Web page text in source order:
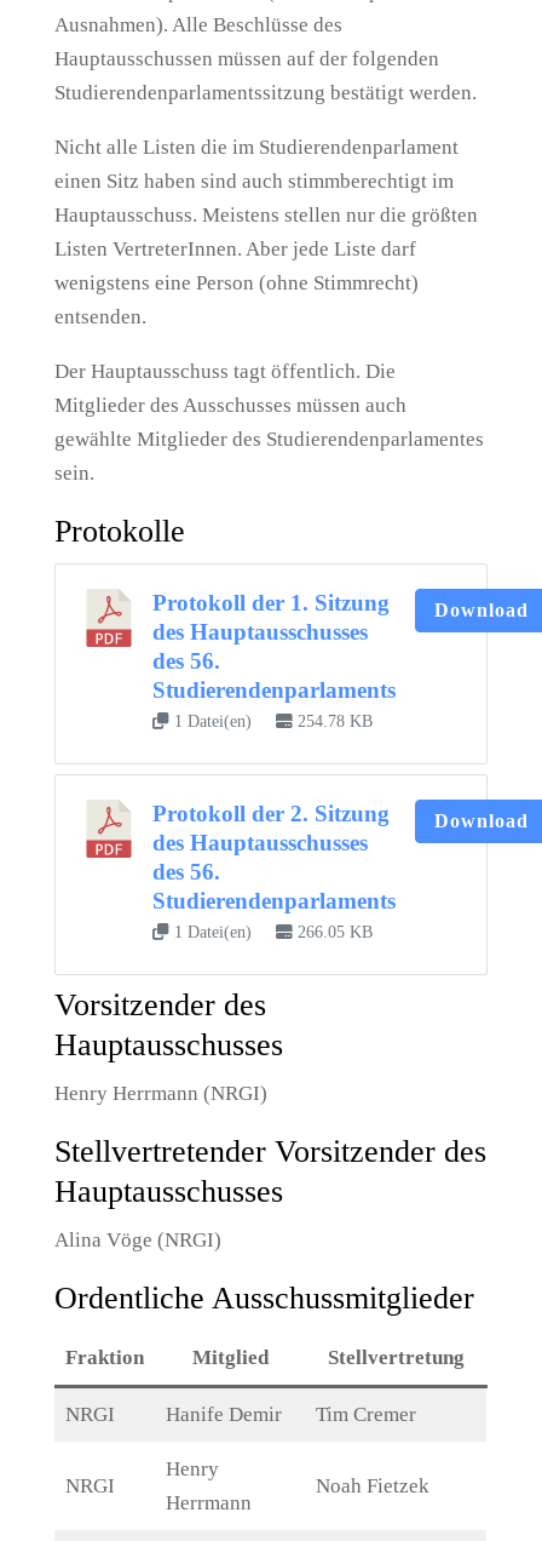
Ausnahmen). Alle Beschlüsse des
Hauptausschussen müssen auf der folgenden
Studierendenparlamentssitzung bestätigt werden.
Nicht alle Listen die im Studierendenparlament
einen Sitz haben sind auch stimmberechtigt im
Hauptausschuss. Meistens stellen nur die größten
Listen VertreterInnen. Aber jede Liste darf
wenigstens eine Person (ohne Stimmrecht)
entsenden.
Der Hauptausschuss tagt öffentlich. Die
Mitglieder des Ausschusses müssen auch
gewählte Mitglieder des Studierendenparlamentes
sein.
Protokolle
Protokoll der 1. Sitzung
des Hauptausschusses
des 56.
Studierendenparlaments
1 Datei(en) 254.78 KB
Download
Protokoll der 2. Sitzung
des Hauptausschusses
des 56.
Studierendenparlaments
1 Datei(en) 266.05 KB
Download
Vorsitzender des
Hauptausschusses
Henry Herrmann (NRGI)
Stellvertretender Vorsitzender des
Hauptausschusses
Alina Vöge (NRGI)
Ordentliche Ausschussmitglieder
Fraktion Mitglied Stellvertretung
NRGI Hanife Demir Tim Cremer
NRGI
Henry
Herrmann
Noah Fietzek